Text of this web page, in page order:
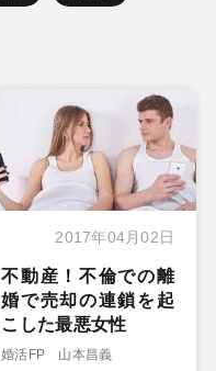
2017年04月02日
不動産！不倫での離
婚で売却の連鎖を起
こした最悪女性
婚活FP 山本昌義